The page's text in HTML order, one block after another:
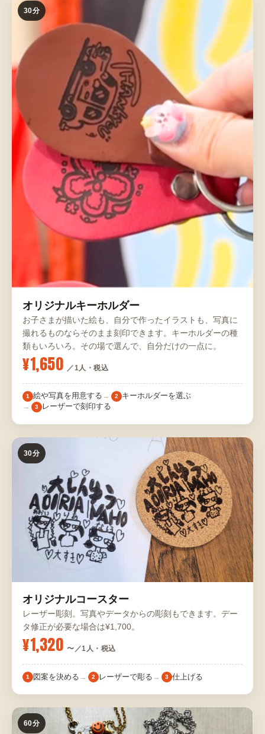
30分
オリジナルキーホルダー
お子さまが描いた絵も、自分で作ったイラストも、写真に
撮れるものならそのまま刻印できます。キーホルダーの種
類もいろいろ。その場で選んで、自分だけの一点に。
¥1,650 ／1人・税込
1 絵や写真を用意する 2 キーホルダーを選ぶ
3 レーザーで刻印する
30分
オリジナルコースター
レーザー彫刻。写真やデータからの彫刻もできます。デー
タ修正が必要な場合は¥1,700。
¥1,320 〜／1人・税込
1 図案を決める 2 レーザーで彫る 3 仕上げる
60分